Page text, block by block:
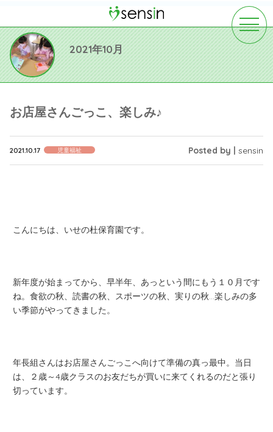
toggle
2021年10月
お店屋さんごっこ、楽しみ♪
2021.10.17 児童福祉 Posted by | sensin
こんにちは、いせの杜保育園です。
新年度が始まってから、早半年、あっという間にもう１０月です
ね。食欲の秋、読書の秋、スポーツの秋、実りの秋…楽しみの多
い季節がやってきました。
年長組さんはお店屋さんごっこへ向けて準備の真っ最中。当日
は、２歳～4歳クラスのお友だちが買いに来てくれるのだと張り
切っています。